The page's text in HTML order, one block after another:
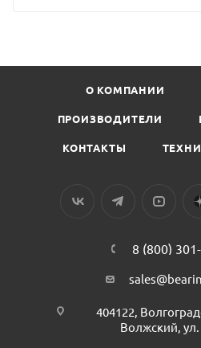
О КОМПАНИИ
ПРОИЗВОДИТЕЛИ
КОНТАКТЫ
8 (800)
404122,
Волжский,